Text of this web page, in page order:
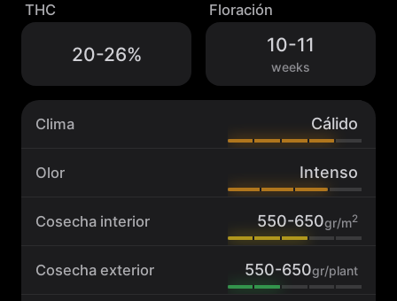
o
t
i
THC
20-26%
Floración
10-11
weeks
Clima Cálido
Olor Intenso
Cosecha interior 550-650gr/m2
Cosecha exterior 550-650gr/plant